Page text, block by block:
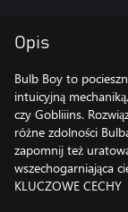
Opis
Bulb Boy to
intuicyjną
czy Gobliiins.
różne zdolności
zapomnij też
wszechogarniająca
KLUCZOWE CECHY